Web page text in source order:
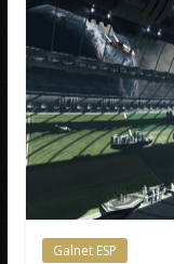
Galnet ESP